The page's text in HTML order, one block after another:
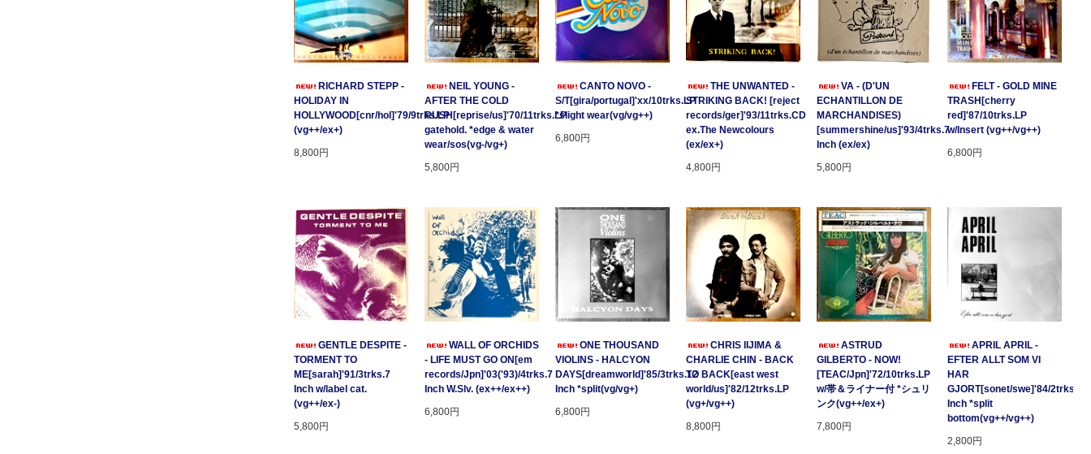
RICHARD STEPP -
HOLIDAY IN
HOLLYWOOD[cnr/hol]'79/9trks.LP
(vg++/ex+)
8,800円
NEIL YOUNG -
AFTER THE COLD
RUSH[reprise/us]'70/11trks.LP
gatehold. *edge & water
wear/sos(vg-/vg+)
5,800円
CANTO NOVO -
S/T[gira/portugal]'xx/10trks.LP
*slight wear(vg/vg++)
6,800円
THE UNWANTED -
STRIKING BACK! [reject
records/ger]'93/11trks.CD
ex.The Newcolours
(ex/ex+)
4,800円
VA - (D'UN
ECHANTILLON DE
MARCHANDISES)
[summershine/us]'93/4trks.7
Inch (ex/ex)
5,800円
FELT - GOLD MINE
TRASH[cherry
red]'87/10trks.LP
w/Insert (vg++/vg++)
6,800円
GENTLE DESPITE -
TORMENT TO
ME[sarah]'91/3trks.7
Inch w/label cat.
(vg++/ex-)
5,800円
WALL OF ORCHIDS
- LIFE MUST GO ON[em
records/Jpn]'03('93)/4trks.7
Inch W.Slv. (ex++/ex++)
6,800円
ONE THOUSAND
VIOLINS - HALCYON
DAYS[dreamworld]'85/3trks.12
Inch *split(vg/vg+)
6,800円
CHRIS IIJIMA &
CHARLIE CHIN - BACK
TO BACK[east west
world/us]'82/12trks.LP
(vg+/vg++)
8,800円
ASTRUD
GILBERTO - NOW!
[TEAC/Jpn]'72/10trks.LP
w/帯＆ライナー付 *シュリ
ンク(vg++/ex+)
7,800円
APRIL APRIL -
EFTER ALLT SOM VI
HAR
GJORT[sonet/swe]'84/2trks.7
Inch *split
bottom(vg++/vg++)
2,800円